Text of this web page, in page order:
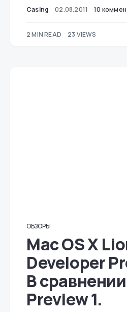
Casing 02.08.2011 10
2 MIN READ 23 VIEWS
ОБЗОРЫ
Mac OS X
Developer
В
Preview 1.